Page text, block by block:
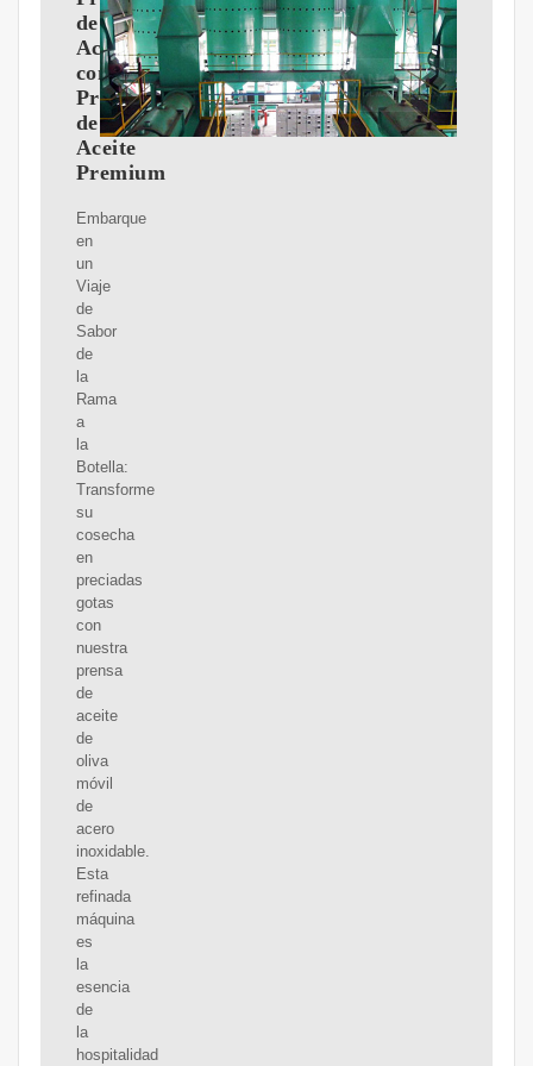
de
Aceite
con
Prensas
de
Aceite
Premium
Embarque
en
un
Viaje
de
Sabor
de
la
Rama
a
la
Botella:
Transforme
su
cosecha
en
preciadas
gotas
con
nuestra
prensa
de
aceite
de
oliva
móvil
de
acero
inoxidable.
Esta
refinada
máquina
es
la
esencia
de
la
hospitalidad